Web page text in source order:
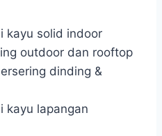
kayu solid indoor
outdoor dan rooftop
dinding &
kayu lapangan